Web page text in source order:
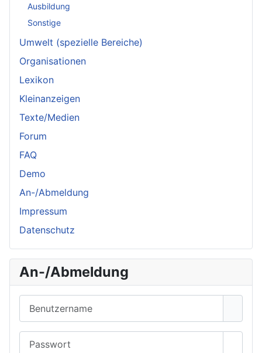
Ausbildung
Sonstige
Umwelt (spezielle Bereiche)
Organisationen
Lexikon
Kleinanzeigen
Texte/Medien
Forum
FAQ
Demo
An-/Abmeldung
Impressum
Datenschutz
An-/Abmeldung